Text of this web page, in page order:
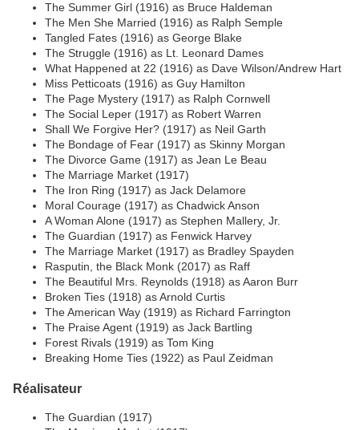
The Summer Girl (1916) as Bruce Haldeman
The Men She Married (1916) as Ralph Semple
Tangled Fates (1916) as George Blake
The Struggle (1916) as Lt. Leonard Dames
What Happened at 22 (1916) as Dave Wilson/Andrew Hart
Miss Petticoats (1916) as Guy Hamilton
The Page Mystery (1917) as Ralph Cornwell
The Social Leper (1917) as Robert Warren
Shall We Forgive Her? (1917) as Neil Garth
The Bondage of Fear (1917) as Skinny Morgan
The Divorce Game (1917) as Jean Le Beau
The Marriage Market (1917)
The Iron Ring (1917) as Jack Delamore
Moral Courage (1917) as Chadwick Anson
A Woman Alone (1917) as Stephen Mallery, Jr.
The Guardian (1917) as Fenwick Harvey
The Marriage Market (1917) as Bradley Spayden
Rasputin, the Black Monk (2017) as Raff
The Beautiful Mrs. Reynolds (1918) as Aaron Burr
Broken Ties (1918) as Arnold Curtis
The American Way (1919) as Richard Farrington
The Praise Agent (1919) as Jack Bartling
Forest Rivals (1919) as Tom King
Breaking Home Ties (1922) as Paul Zeidman
Réalisateur
The Guardian (1917)